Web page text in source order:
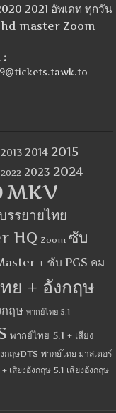
2021 อัพเดท ทุกวัน
hd master Zoom
:
2013 2014 2015
2022 2023 2024
MKV
รรยายไทย
HQ Zoom ซับ
+ ซับ PGS คม
ย + อังกฤษ
ฤษ พากย์ไทย 5.1
พากย์ไทย 5.1 + เสียง
กฤษDTS พากย์ไทย มาสเตอร์
เสียงอังกฤษ 5.1 เสียงอังกฤษ